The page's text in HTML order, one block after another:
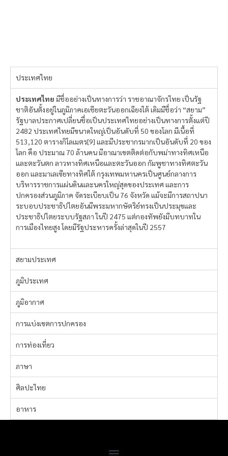
ประเทศไทย
ประเทศไทย มีชื่ออย่างเป็นทางการว่า ราชอาณาจักรไทย เป็นรัฐ
ชาติอันตั้งอยู่ในภูมิภาคเอเชียตะวันออกเฉียงใต้ เดิมมีชื่อว่า “สยาม”
รัฐบาลประกาศเปลี่ยนชื่อเป็นประเทศไทยอย่างเป็นทางการตั้งแต่ปี
2482 ประเทศไทยมีขนาดใหญ่เป็นอันดับที่ 50 ของโลก มีเนื้อที่
513,120 ตารางกิโลเมตร[9] และมีประชากรมากเป็นอันดับที่ 20 ของ
โลก คือ ประมาณ 70 ล้านคน มีอาณาเขตติดต่อกับพม่าทางทิศเหนือ
และตะวันตก ลาวทางทิศเหนือและตะวันออก กัมพูชาทางทิศตะวัน
ออก และมาเลเซียทางทิศใต้ กรุงเทพมหานครเป็นศูนย์กลางการ
บริหารราชการแผ่นดินและนครใหญ่สุดของประเทศ และการ
ปกครองส่วนภูมิภาค จัดระเบียบเป็น 76 จังหวัด แม้จะมีการสถาปนา
ระบอบประชาธิปไตยอันมีพระมหากษัตริย์ทรงเป็นประมุขและ
ประชาธิปไตยระบบรัฐสภา ในปี 2475 แต่กองทัพยังมีบทบาทใน
การเมืองไทยสูง โดยมีรัฐประหารครั้งล่าสุดในปี 2557
สยามประเทศ
ภูมิประเทศ
ภูมิอากาศ
การแบ่งเขตการปกครอง
การท่องเที่ยว
ภาษา
ศิลปะไทย
อาหาร